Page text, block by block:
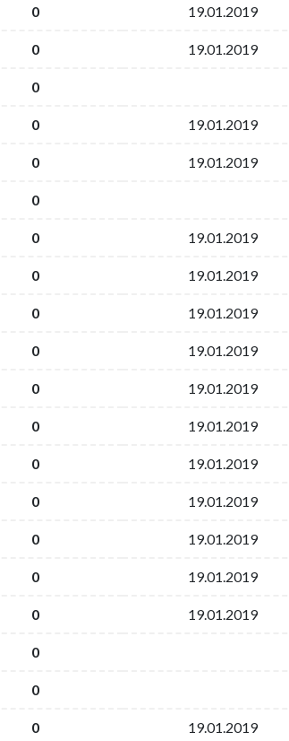
0 19.01.2019
0 19.01.2019
0
0 19.01.2019
0 19.01.2019
0
0 19.01.2019
0 19.01.2019
0 19.01.2019
0 19.01.2019
0 19.01.2019
0 19.01.2019
0 19.01.2019
0 19.01.2019
0 19.01.2019
0 19.01.2019
0 19.01.2019
0
0
0 19.01.2019